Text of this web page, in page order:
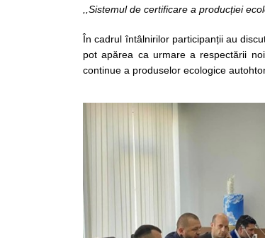
,,Sistemul de certificare a producției
În cadrul întâlnirilor participanții au
pot apărea ca urmare a respectării
continue a produselor ecologice